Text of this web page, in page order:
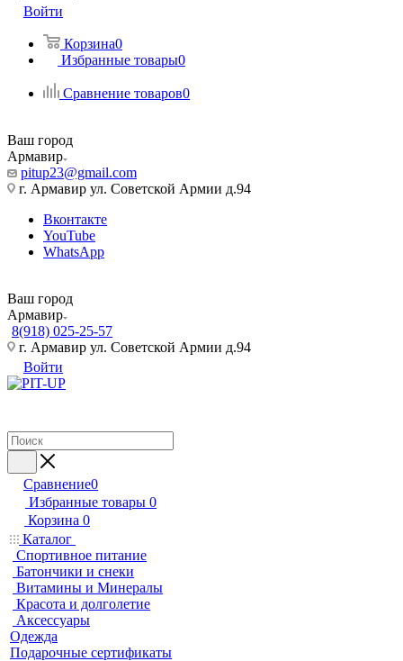
Войти
Корзина0
Избранные товары0
Сравнение товаров0
Ваш город
Армавир
pitup23@gmail.com
г. Армавир ул. Советской Армии д.94
Вконтакте
YouTube
WhatsApp
Ваш город
Армавир
8(918) 025-25-57
г. Армавир ул. Советской Армии д.94
Войти
Сравнение0
Избранные товары 0
Корзина 0
Каталог
Спортивное питание
Батончики и снеки
Витамины и Минералы
Красота и долголетие
Аксессуары
Одежда
Подарочные сертификаты